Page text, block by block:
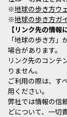
※地球の歩き方ウ
※地球の歩き方ガ
リンク先の情報
「地球の歩き方
場合があります。
リンク先のコンテ
りません。
ご利用の際は、す
用ください。
弊社では情報の信
どについて、一切